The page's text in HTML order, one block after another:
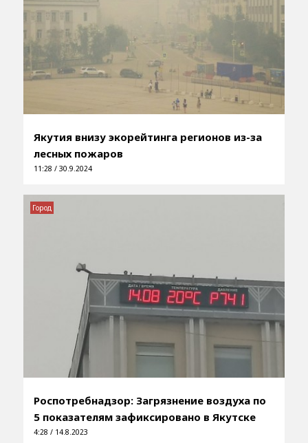
Якутия внизу экорейтинга регионов из-за
лесных пожаров
11:28 / 30.9.2024
Роспотребнадзор: Загрязнение воздуха по
5 показателям зафиксировано в Якутске
4:28 / 14.8.2023
Город